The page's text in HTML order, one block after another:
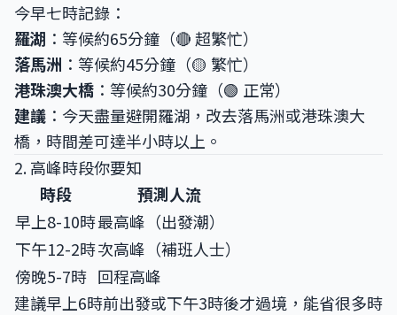
今早七時記錄：
羅湖 ：等候約65分鐘（🔴 超繁忙）
落馬洲 ：等候約45分鐘（🟡 繁忙）
港珠澳大橋 ：等候約30分鐘（🟢 正常）
建議 ：今天盡量避開羅湖，改去落馬洲或港珠澳大
橋，時間差可達半小時以上。
2. 高峰時段你要知
時段
預測人流
早上8-10時最高峰（出發潮）
下午12-2時次高峰（補班人士）
傍晚5-7時 回程高峰
建議早上6時前出發或下午3時後才過境，能省很多時